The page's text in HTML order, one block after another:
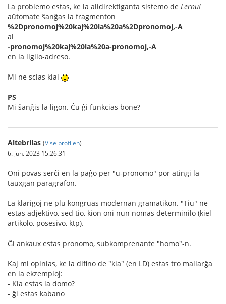
La problemo estas, ke la alidirektiganta sistemo de Lernu!
aŭtomate ŝanĝas la fragmenton
%2Dpronomoj%20kaj%20la%20a%2Dpronomoj,-A
al
-pronomoj%20kaj%20la%20a-pronomoj,-A
en la ligilo-adreso.
Mi ne scias kial
PS
Mi ŝanĝis la ligon. Ĉu ĝi funkcias bone?
Altebrilas (Vise profilen)
6. jun. 2023 15.26.31
Oni povas serĉi en la paĝo per "u-pronomo" por atingi la
tauxgan paragrafon.
La klarigoj ne plu kongruas modernan gramatikon. "Tiu" ne
estas adjektivo, sed tio, kion oni nun nomas determinilo (kiel
artikolo, posesivo, ktp).
Ĝi ankaux estas pronomo, subkomprenante "homo"-n.
Kaj mi opinias, ke la difino de "kia" (en LD) estas tro mallarĝa
en la ekzemploj:
- Kia estas la domo?
- ĝi estas kabano